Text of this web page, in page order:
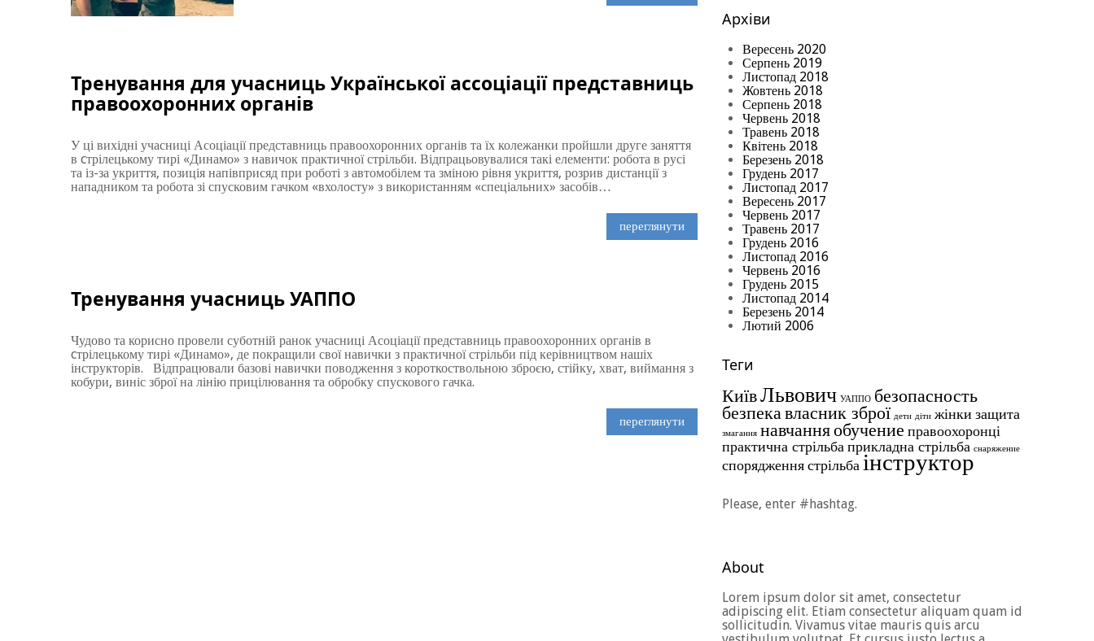
Тренування для учасниць Української ассоціації представниць
правоохоронних органів
У ці вихідні учасниці Асоціації представниць правоохоронних органів та їх колежанки пройшли друге заняття
в cтрілецькому тирі «Динамо» з навичок практичної стрільби. Відпрацьовувалися такі елементи: робота в русі
та із-за укриття, позиція напівприсяд при роботі з автомобілем та зміною рівня укриття, розрив дистанції з
нападником та робота зі спусковим гачком «вхолосту» з використанням «спеціальних» засобів…
переглянути
Тренування учасниць УАППО
Чудово та корисно провели суботній ранок учасниці Асоціації представниць правоохоронних органів в
cтрілецькому тирі «Динамо», де покращили свої навички з практичної стрільби під керівництвом нашіх
інструкторів. Відпрацювали базові навички поводження з короткоствольною зброєю, стійку, хват, виймання з
кобури, виніс зброї на лінію прицілювання та обробку спускового гачка.
переглянути
Архіви
Вересень 2020
Серпень 2019
Листопад 2018
Жовтень 2018
Серпень 2018
Червень 2018
Травень 2018
Квітень 2018
Березень 2018
Грудень 2017
Листопад 2017
Вересень 2017
Червень 2017
Травень 2017
Грудень 2016
Листопад 2016
Червень 2016
Грудень 2015
Листопад 2014
Березень 2014
Лютий 2006
Теги
КиївЛьвович УАППО безопасность
безпекавласник зброї дети діти жінки защита
змагання навчанняобучение правоохоронці
практична стрільба прикладна стрільба снаряжение
спорядження стрільба інструктор
Please, enter #hashtag.
About
Lorem ipsum dolor sit amet, consectetur
adipiscing elit. Etiam consectetur aliquam quam id
sollicitudin. Vivamus vitae mauris quis arcu